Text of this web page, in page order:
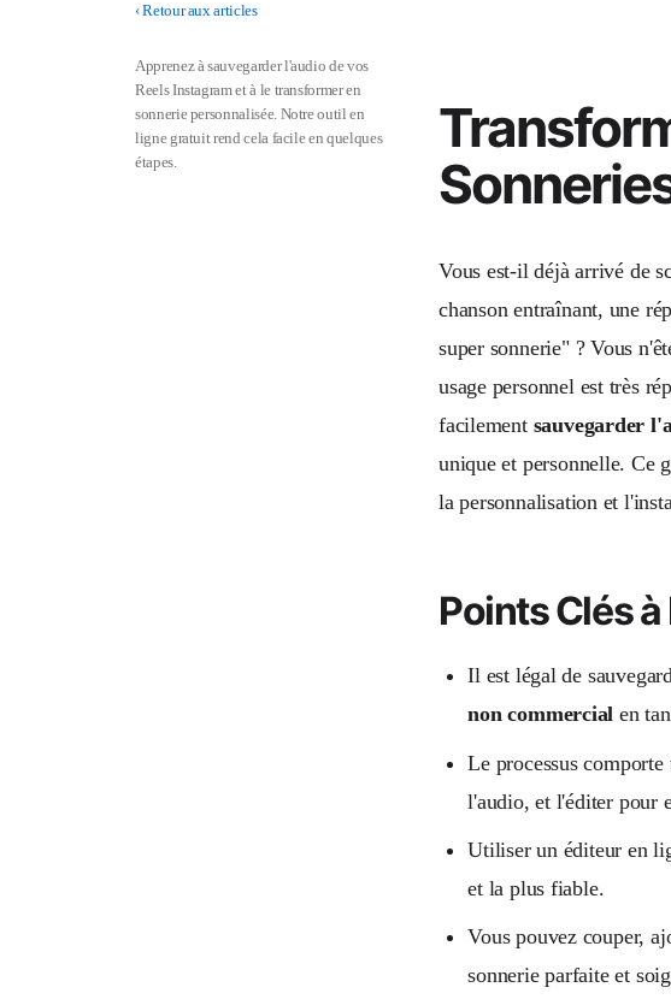
‹Retour aux articles
Apprenez à sauvegarder l'audio de vos
Reels Instagram et à le transformer en
sonnerie personnalisée. Notre outil en
ligne gratuit rend cela facile en quelques
étapes.
Vous est-il déjà arrivé de
chanson entraînant, une
super sonnerie" ? Vous
usage personnel est très
facilement sauvegarder
unique et personnelle. Ce
la personnalisation et
Points Clés
Il est légal de
non commercial en
Le processus
l'audio, et l'éditer pour
Utiliser un éditeur en
et la plus fiable.
Vous pouvez couper,
sonnerie parfaite et